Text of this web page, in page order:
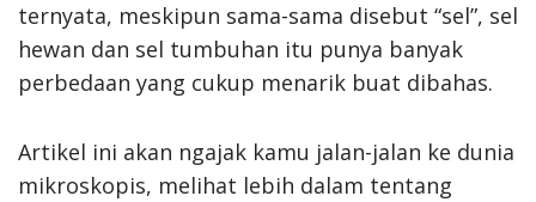
ternyata, meskipun sama-sama disebut “sel”, sel
hewan dan sel tumbuhan itu punya banyak
perbedaan yang cukup menarik buat dibahas.
Artikel ini akan ngajak kamu jalan-jalan ke dunia
mikroskopis, melihat lebih dalam tentang